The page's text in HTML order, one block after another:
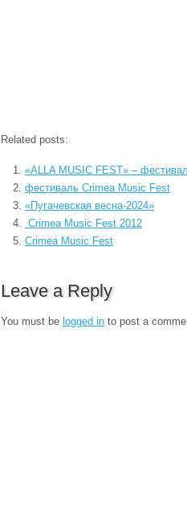
Related posts:
«ALLA MUSIC FEST» –
фестиваль Crimea Music Fest
«Пугачевская весна-2024»
Crimea Music Fest 2012
Crimea Music Fest
Leave a Reply
You must be logged in to post a